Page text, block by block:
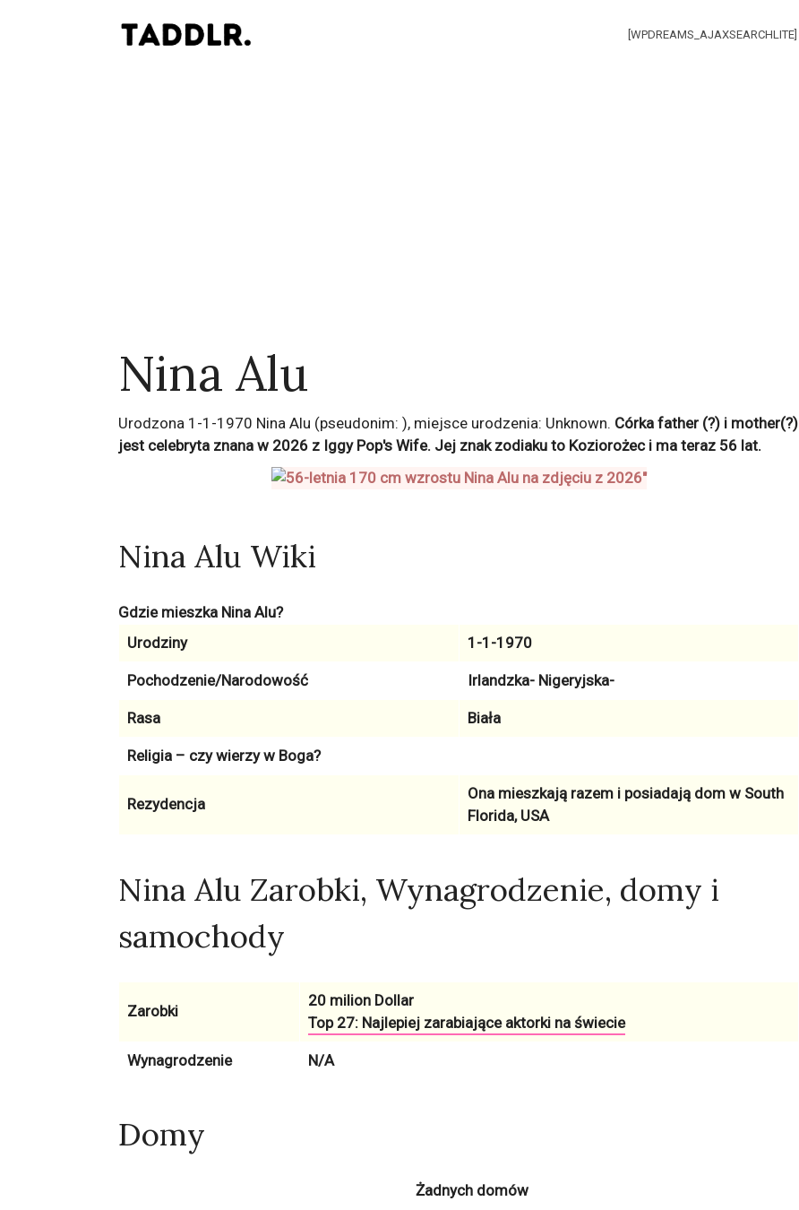
[WPDREAMS_AJAXSEARCHLITE]
Nina Alu
Urodzona 1-1-1970 Nina Alu (pseudonim: ), miejsce urodzenia: Unknown. Córka father (?) i mother(?)
jest celebryta znana w 2026 z Iggy Pop's Wife. Jej znak zodiaku to Koziorożeci ma teraz 56 lat.
Nina Alu Wiki
Gdzie mieszka Nina Alu?
Urodziny
1-1-1970
Pochodzenie/Narodowość Irlandzka- Nigeryjska-
Rasa Biała
Religia – czy wierzy w Boga?
Rezydencja
Ona mieszkają razem i posiadają dom w South
Florida, USA
Nina Alu Zarobki, Wynagrodzenie, domy i
samochody
Zarobki
20 milion Dollar
Top 27: Najlepiej zarabiające aktorki na świecie
Wynagrodzenie N/A
Domy
Żadnych domów